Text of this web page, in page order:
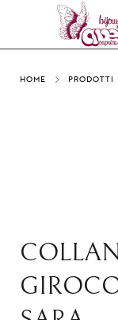
HOME PRODOTTI